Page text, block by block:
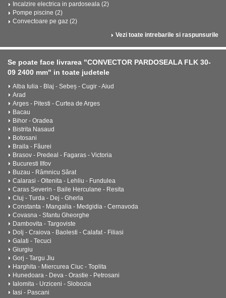
Incalzire electrica in pardoseala (2)
Pompe piscine (2)
Convectoare pe gaz (2)
Vezi toate intrebarile si raspunsurile
Se poate face livrarea "CONVECTOR PARDOSEALA FLK 30-
09 2400 mm" in toate judetele
Alba Iulia - Blaj - Sebeș - Cugir - Aiud
Arad
Arges - Pitesti - Curtea de Arges
Bacau
Bihor - Oradea
Bistrita Nasaud
Botosani
Braila - Făurei
Brasov - Predeal - Fagaras - Victoria
Bucuresti Ilfov
Buzau - Râmnicu Sărat
Calarasi - Oltenita - Lehliu - Fundulea
Caras Severin - Baile Herculane - Resita
Cluj - Turda - Dej - Gherla
Constanta - Mangalia - Medgidia - Cernavoda
Covasna - Sfantu Gheorghe
Dambovita - Targoviste
Dolj - Craiova - Baolesti - Calafat - Filiasi
Galati - Tecuci
Giurgiu
Gorj - Targu Jiu
Harghita - Miercurea Ciuc - Toplita
Hunedoara - Deva - Orastie - Petrosani
Ialomita - Urziceni - Slobozia
Iasi - Pascani